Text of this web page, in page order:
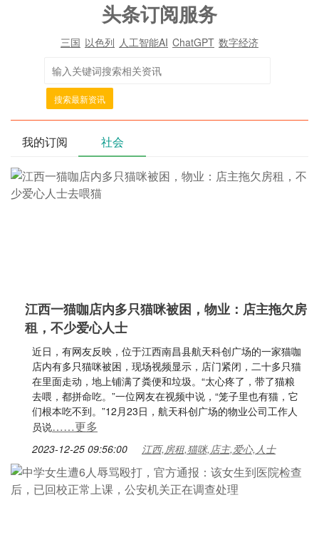
头条订阅服务
三国 以色列 人工智能AI ChatGPT 数字经济
搜索最新资讯
我的订阅 社会
江西一猫咖店内多只猫咪被困，物业：店主拖欠房
租，不少爱心人士
近日，有网友反映，位于江西南昌县航天科创广场的一家猫咖
店内有多只猫咪被困，现场视频显示，店门紧闭，二十多只猫
在里面走动，地上铺满了粪便和垃圾。“太心疼了，带了猫粮
去喂，都拼命吃。”一位网友在视频中说，“笼子里也有猫，它
们根本吃不到。”12月23日，航天科创广场的物业公司工作人
员说……更多
2023-12-25 09:56:00 江西,房租,猫咪,店主,爱心,人士